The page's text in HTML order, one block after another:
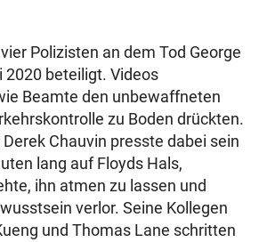
Polizisten an dem Tod George
2020 beteiligt. Videos
Beamte den unbewaffneten
zu Boden drückten.
Chauvin presste dabei sein
lang auf Floyds Hals,
ihn atmen zu lassen und
verlor. Seine Kollegen
und Thomas Lane schritten